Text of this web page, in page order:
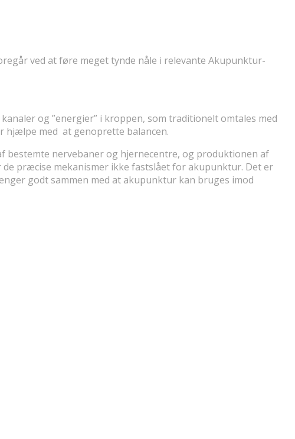
ved at føre meget tynde nåle i relevante Akupunktur-
og ”energier” i kroppen, som traditionelt omtales med
hjælpe med at genoprette balancen.
nervebaner og hjernecentre, og produktionen af
præcise mekanismer ikke fastslået for akupunktur. Det er
godt sammen med at akupunktur kan bruges imod